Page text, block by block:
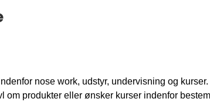
nose work, udstyr, undervisning og
produkter eller ønsker kurser indenfor